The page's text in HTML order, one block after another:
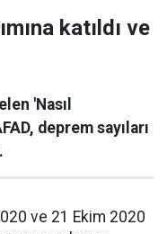
katıldı ve
'Nasıl
deprem sayıları
ve 21 Ekim 2020